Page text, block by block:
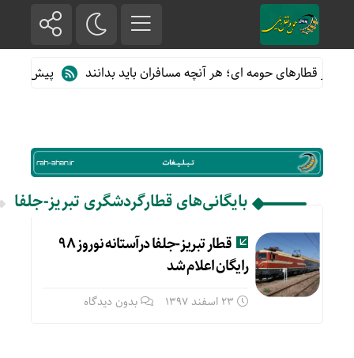
از قطارهای حومه ای؛ هر آنچه مسافران باید بدانند پیش فروش
بایگانی‌های قطارگردشگری تبریز-جلفا
قطار تبریز-جلفا درآستانه نوروز ۹۸
رایگان اعلام شد
23 اسفند 1397 بدون دیدگاه